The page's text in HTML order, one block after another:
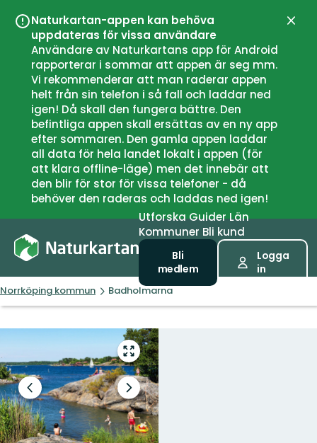
Naturkartan-appen kan behöva
uppdateras för vissa användare
Användare av Naturkartans app för Android
rapporterar i sommar att appen är seg mm.
Vi rekommenderar att man raderar appen
helt från sin telefon i så fall och laddar ned
igen! Då skall den fungera bättre. Den
befintliga appen skall ersättas av en ny app
efter sommaren. Den gamla appen laddar
all data för hela landet lokalt i appen (för
att klara offline-läge) men det innebär att
den blir för stor för vissa telefoner - då
behöver den raderas och laddas ned igen!
UtforskaGuiderLän
Kommuner Bli kund
Bli
medlem
Logga
in
Norrköping kommun Badholmarna
Gå
till
helskärmsläge
Föregående
bild
Nästa
bildspel